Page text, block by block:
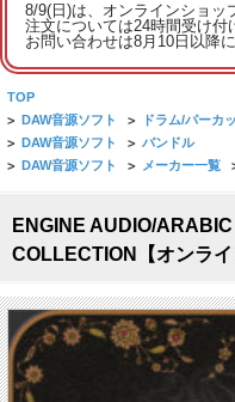
8/9(日)は、オンラインショッ
注文については24時間受け
お問い合わせは8月10日以降
TOP
> DAW音源ソフト > ドラム/パーカ
> DAW音源ソフト > バンドル
> DAW音源ソフト > メーカー一覧
ENGINE AUDIO/
COLLECTION【オンライ